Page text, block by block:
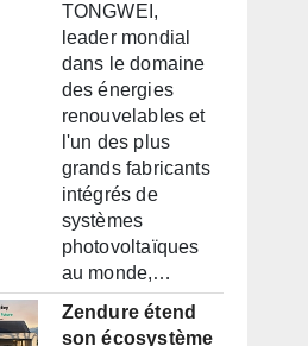
TONGWEI,
leader mondial
dans le domaine
des énergies
renouvelables et
l'un des plus
grands fabricants
intégrés de
systèmes
photovoltaïques
au monde,…
Zendure étend
son écosystème